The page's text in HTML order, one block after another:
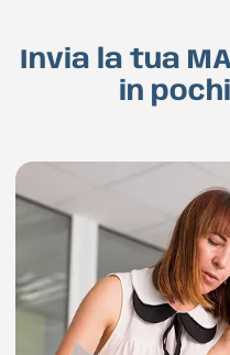
Invia la tua
in